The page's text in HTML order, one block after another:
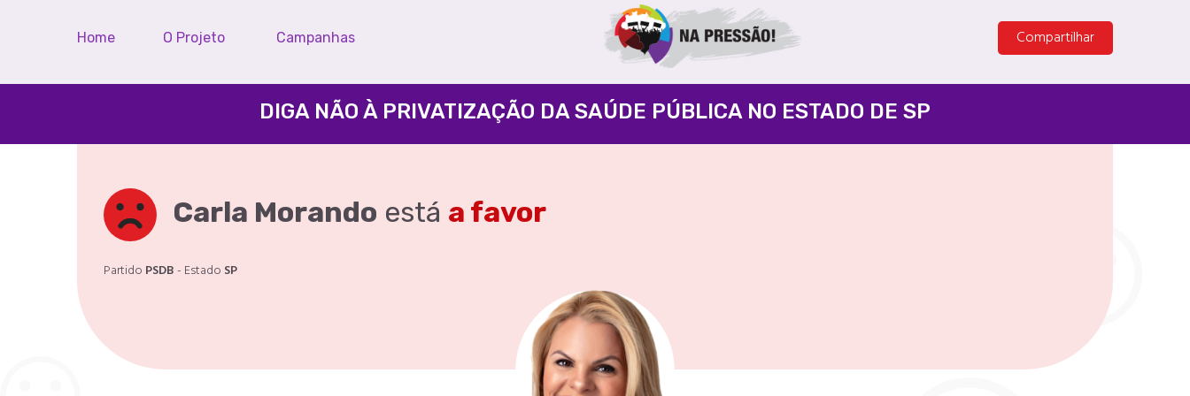
Home O Projeto Campanhas Compartilhar
DIGA NÃO À PRIVATIZAÇÃO DA SAÚDE PÚBLICA NO ESTADO DE SP
Carla Morando está a favor
Partido PSDB - Estado SP